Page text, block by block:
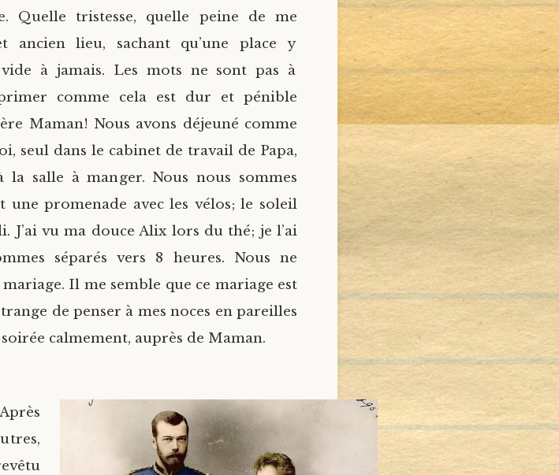
Quelle tristesse, quelle peine de me
ancien lieu, sachant qu’une place y
à jamais. Les mots ne sont pas à
comme cela est dur et pénible
Maman! Nous avons déjeuné comme
seul dans le cabinet de travail de Papa,
la salle à manger. Nous nous sommes
une promenade avec les vélos; le soleil
J’ai vu ma douce Alix lors du thé; je l’ai
séparés vers 8 heures. Nous ne
Il me semble que ce mariage est
de penser à mes noces en pareilles
calmement, auprès de Maman.